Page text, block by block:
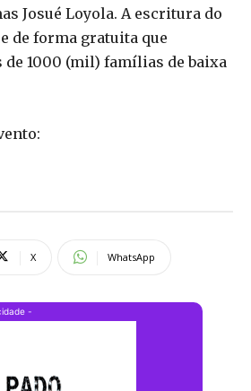
Josué Loyola. A escritura do
de forma gratuita que
1000 (mil) famílias de baixa
X WhatsApp
-